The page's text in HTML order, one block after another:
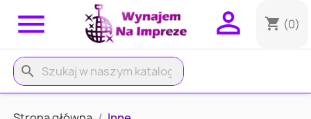
 shopping_cart (0)

search